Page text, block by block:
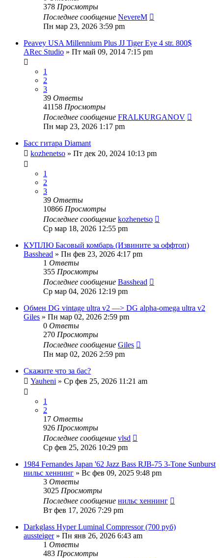
378 Просмотры
Последнее сообщение NevereM
Пн мар 23, 2026 3:59 pm
Peavey USA Millennium Plus JJ Tiger Eye 4 str. 800$
ARec Studio » Пт май 09, 2014 7:15 pm
1
2
3
39 Ответы
41158 Просмотры
Последнее сообщение FRALKURGANOV
Пн мар 23, 2026 1:17 pm
Басс гитара Diamant
kozhenetso » Пт дек 20, 2024 10:13 pm
1
2
3
39 Ответы
10866 Просмотры
Последнее сообщение kozhenetso
Ср мар 18, 2026 12:55 pm
КУПЛЮ Басовый комбарь (Извините за оффтоп)
Basshead » Пн фев 23, 2026 4:17 pm
1 Ответы
355 Просмотры
Последнее сообщение Basshead
Ср мар 04, 2026 12:19 pm
Обмен DG vintage ultra v2 —> DG alpha-omega ultra v2
Giles » Пн мар 02, 2026 2:59 pm
0 Ответы
270 Просмотры
Последнее сообщение Giles
Пн мар 02, 2026 2:59 pm
Скажите что за бас?
Yauheni » Ср фев 25, 2026 11:21 am
1
2
17 Ответы
926 Просмотры
Последнее сообщение vlsd
Ср фев 25, 2026 10:29 pm
1984 Fernandes Japan '62 Jazz Bass RJB-75 3-Tone Sunburst
нильс хеннинг » Вс фев 09, 2025 9:48 pm
3 Ответы
3025 Просмотры
Последнее сообщение нильс хеннинг
Вт фев 17, 2026 7:29 pm
Darkglass Hyper Luminal Compressor (700 руб)
aussteiger» Пн янв 26, 2026 6:43 am
1 Ответы
483 Просмотры